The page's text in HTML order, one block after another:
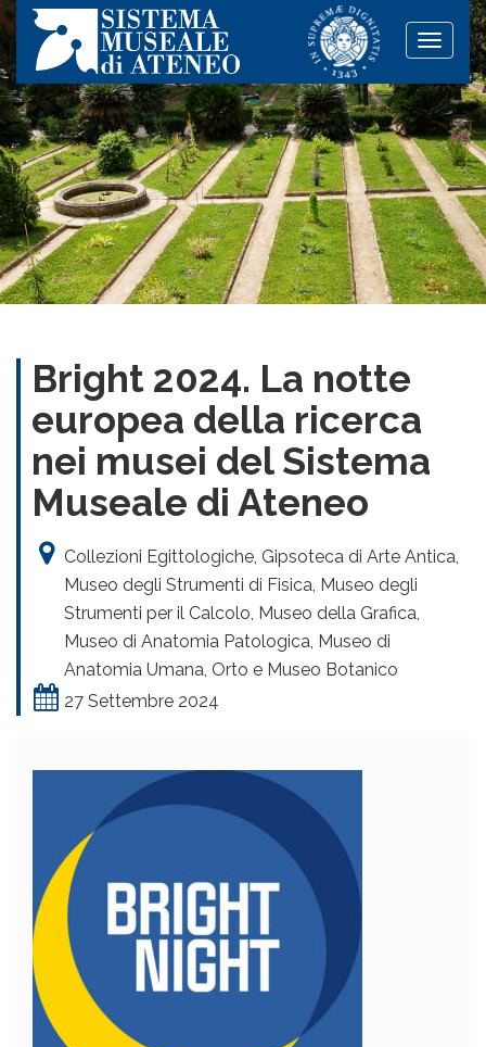
Toggle
Bright 2024. La notte
europea della ricerca
nei musei del Sistema
Museale di Ateneo
Collezioni Egittologiche, Gipsoteca di Arte Antica,
Museo degli Strumenti di Fisica, Museo degli
Strumenti per il Calcolo, Museo della Grafica,
Museo di Anatomia Patologica, Museo di
Anatomia Umana, Orto e Museo Botanico
27 Settembre 2024